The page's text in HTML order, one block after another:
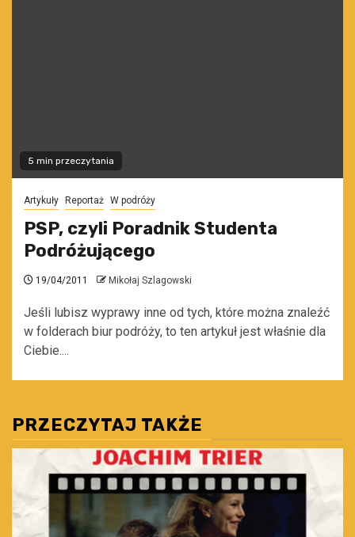
5 min przeczytania
Artykuły Reportaż W podróży
PSP, czyli Poradnik Studenta
Podróżującego
19/04/2011 Mikołaj Szlagowski
Jeśli lubisz wyprawy inne od tych, które można znaleźć
w folderach biur podróży, to ten artykuł jest właśnie dla
Ciebie....
PRZECZYTAJ TAKŻE